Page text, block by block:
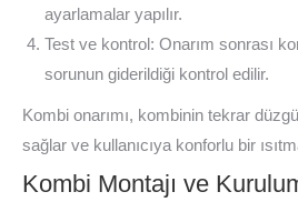
ayarlamalar yapılır.
Test ve kontrol: Onarım sonrası
sorunun giderildiği kontrol edilir.
Kombi onarımı, kombinin tekrar
sağlar ve kullanıcıya konforlu bir
Kombi Montajı ve